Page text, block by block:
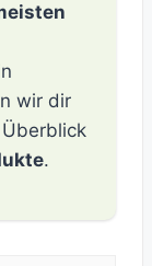
wir dir
.